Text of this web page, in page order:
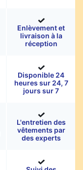
Enlèvement et
livraison à la
réception
Disponible 24
heures sur 24, 7
jours sur 7
L'entretien des
vêtements par
des experts